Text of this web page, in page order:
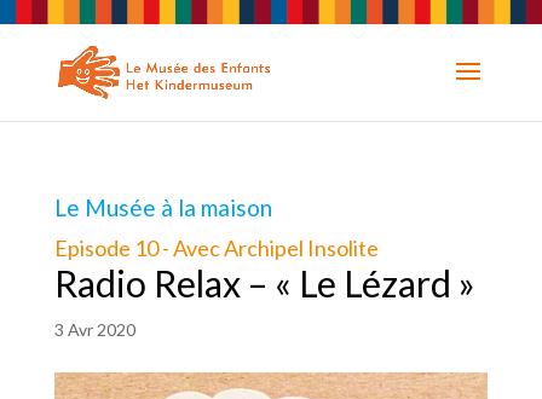
Le Musée à la maison
Episode 10 - Avec Archipel Insolite
Radio Relax – « Le Lézard »
3 Avr 2020